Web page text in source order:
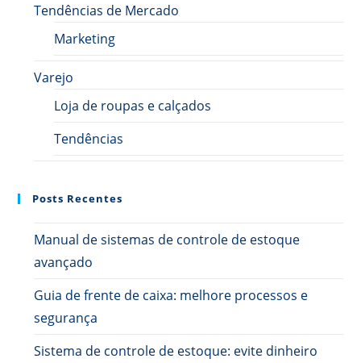
Tendências de Mercado
Marketing
Varejo
Loja de roupas e calçados
Tendências
Posts Recentes
Manual de sistemas de controle de estoque
avançado
Guia de frente de caixa: melhore processos e
segurança
Sistema de controle de estoque: evite dinheiro